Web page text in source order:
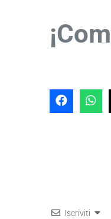
Iscriviti